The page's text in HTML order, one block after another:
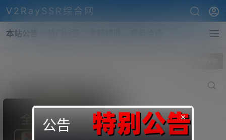
V2RaySSR综合网
本站公告
×
公告